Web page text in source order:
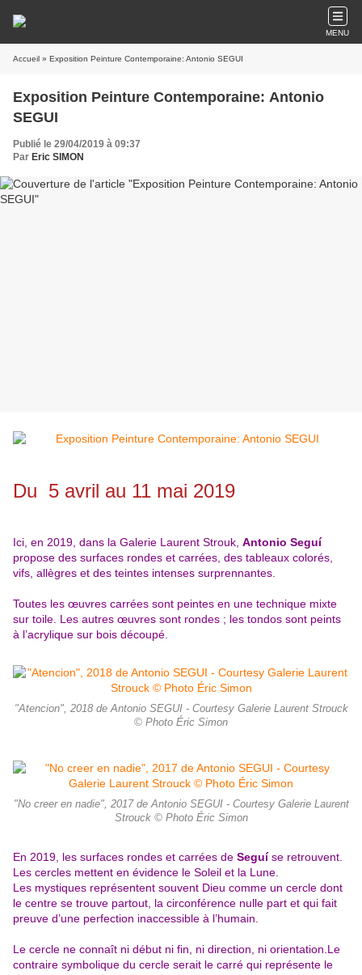
MENU
Accueil » Exposition Peinture Contemporaine: Antonio SEGUI
Exposition Peinture Contemporaine: Antonio
SEGUI
Publié le 29/04/2019 à 09:37
Par Eric SIMON
Du 5 avril au 11 mai 2019
Ici, en 2019, dans la Galerie Laurent Strouk, Antonio Seguí
propose des surfaces rondes et carrées, des tableaux colorés,
vifs, allègres et des teintes intenses surprennantes.
Toutes les œuvres carrées sont peintes en une technique mixte
sur toile. Les autres œuvres sont rondes ; les tondos sont peints
à l’acrylique sur bois découpé.
"Atencion", 2018 de Antonio SEGUI - Courtesy Galerie Laurent Strouck
© Photo Éric Simon
"No creer en nadie", 2017 de Antonio SEGUI - Courtesy Galerie Laurent
Strouck © Photo Éric Simon
En 2019, les surfaces rondes et carrées de Seguíse retrouvent.
Les cercles mettent en évidence le Soleil et la Lune.
Les mystiques représentent souvent Dieu comme un cercle dont
le centre se trouve partout, la circonférence nulle part et qui fait
preuve d’une perfection inaccessible à l’humain.
L e cercle ne connaît ni début ni fin, ni direction, ni orientation.Le
contraire symbolique du cercle serait le carré qui représente le